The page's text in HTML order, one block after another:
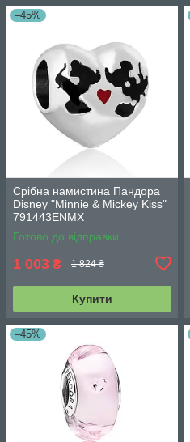
–45%
Срібна намистина Пандора
Disney "Minnie & Mickey Kiss"
791443ENMX
Готово до відправки
1 003 ₴ 1 824 ₴
Купити
–45%